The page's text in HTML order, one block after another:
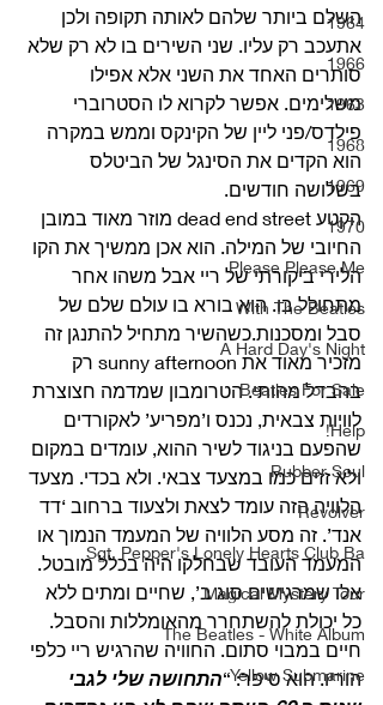
1964
1966
1963
1968
1969
1970
Please Please Me
With The Beatles
A Hard Day's Night
Beatles For Sale
Help!
Rubber Soul
Revolver
Sgt. Pepper's Lonely Hearts Club Ba
Magical Mystery Tour
The Beatles - White Album
Yellow Submarine
השלם ביותר שלהם לאותה תקופה ולכן
אתעכב רק עליו. שני השירים בו לא רק שלא
סותרים האחד את השני אלא אפילו
משלימים. אפשר לקרוא לו הסטרוברי
פילדס/פני ליין של הקינקס וממש במקרה
הוא הקדים את הסינגל של הביטלס
בשלושה חודשים.
הקטע dead end street מוזר מאוד במובן
החיובי של המילה. הוא אכן ממשיך את הקו
הלירי ביקורתי של ריי אבל משהו אחר
מתחולל בו. הוא בורא בו עולם שלם של
סבל ומסכנות.כשהשיר מתחיל להתנגן זה
מזכיר מאוד את sunny afternoon רק
בהבדל מהותי. הטרומבון שמדמה חצוצרת
לוויות צבאית, נכנס ו’מפריע’ לאקורדים
שהפעם בניגוד לשיר ההוא, עומדים במקום
ולא זזים כמו במצעד צבאי. ולא בכדי. מצעד
הלוויה הזה עומד לצאת ולצעוד ברחוב ‘דד
אנד’. זה מסע הלוויה של המעמד הנמוך או
המעמד העובד שבחלקו היה בכלל מובטל.
אלו שמרגישים סוג ב’, שחיים ומתים ללא
כל יכולת להשתחרר מהאומללות והסבל.
חיים במבוי סתום. החוויה שהרגיש ריי כלפי
הוריו. הוא סיפר: “התחושה שלי לגבי